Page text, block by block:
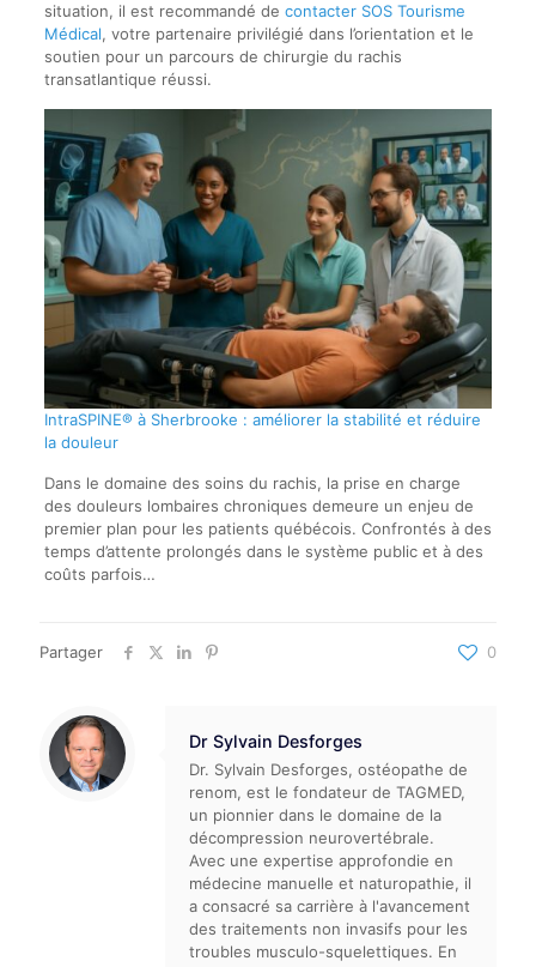
situation, il est recommandé de contacter SOS Tourisme
Médical, votre partenaire privilégié dans l’orientation et le
soutien pour un parcours de chirurgie du rachis
transatlantique réussi.
IntraSPINE® à Sherbrooke : améliorer la stabilité et réduire
la douleur
Dans le domaine des soins du rachis, la prise en charge
des douleurs lombaires chroniques demeure un enjeu de
premier plan pour les patients québécois. Confrontés à des
temps d’attente prolongés dans le système public et à des
coûts parfois…
Partager 0
Dr Sylvain Desforges
Dr. Sylvain Desforges, ostéopathe de
renom, est le fondateur de TAGMED,
un pionnier dans le domaine de la
décompression neurovertébrale.
Avec une expertise approfondie en
médecine manuelle et naturopathie, il
a consacré sa carrière à l'avancement
des traitements non invasifs pour les
troubles musculo-squelettiques. En